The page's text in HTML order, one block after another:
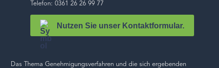
Telefon: 0361 26 26 99 77
Nutzen Sie unser Kontaktformular.
Das Thema Genehmigungsverfahren und die sich ergebenden